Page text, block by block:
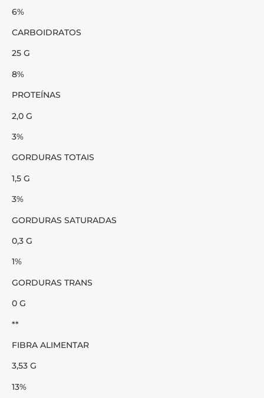
6%
CARBOIDRATOS
25 G
8%
PROTEÍNAS
2,0 G
3%
GORDURAS TOTAIS
1,5 G
3%
GORDURAS SATURADAS
0,3 G
1%
GORDURAS TRANS
0 G
**
FIBRA ALIMENTAR
3,53 G
13%